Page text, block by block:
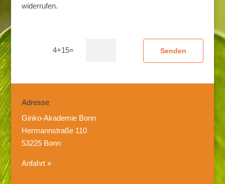
widerrufen.
4+15=
Adresse
Ginko-Akademie Bonn
Hermannstraße 110
53225 Bonn
Anfahrt »